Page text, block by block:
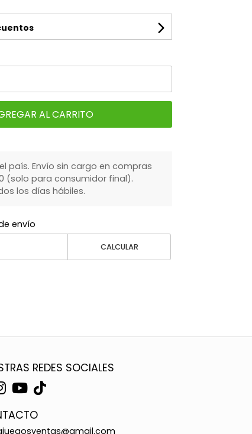
AL CARRITO
país. Envío sin cargo en compras
(solo para consumidor final).
los días hábiles.
envío
CALCULAR
REDES SOCIALES